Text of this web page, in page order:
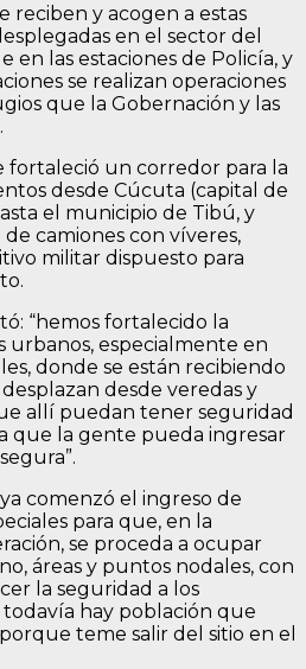
reciben y acogen a estas
en el sector del
en las estaciones de Policía, y
se realizan operaciones
que la Gobernación y las
fortaleció un corredor para la
desde Cúcuta (capital de
el municipio de Tibú, y
camiones con víveres,
militar dispuesto para
“hemos fortalecido la
urbanos, especialmente en
donde se están recibiendo
desde veredas y
allí puedan tener seguridad
que la gente pueda ingresar
comenzó el ingreso de
para que, en la
se proceda a ocupar
áreas y puntos nodales, con
la seguridad a los
hay población que
teme salir del sitio en el